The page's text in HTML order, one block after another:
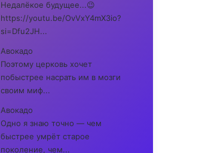
Недалёкое будущее...😉
https://youtu.be/OvVxY4mX3io?
si=Dfu2JH...
Авокадо
Поэтому церковь хочет
побыстрее насрать им в мозги
своим миф...
Авокадо
Одно я знаю точно — чем
быстрее умрёт старое
поколение, чем...